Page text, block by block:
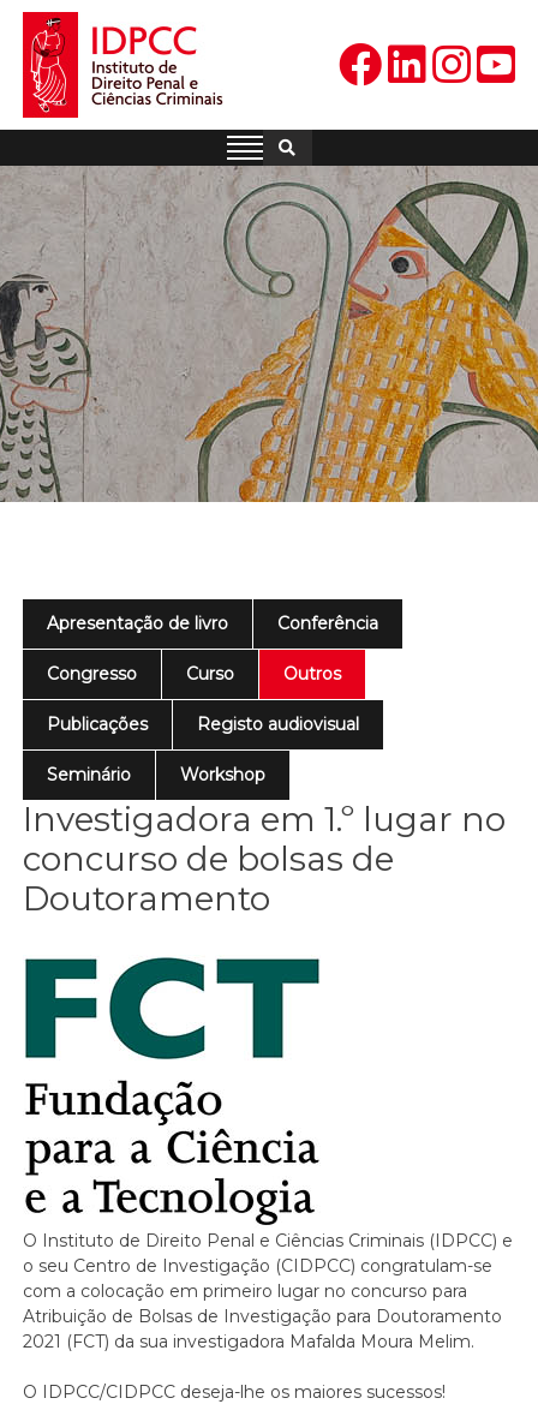
Skip
content
IDPCC
Instituto de Direito Penal e
Apresentação de livro Conferência
Congresso Curso Outros
Publicações Registo audiovisual
Seminário Workshop
Investigadora em 1.º lugar no
concurso de bolsas de
Doutoramento
O Instituto de Direito Penal e Ciências Criminais (IDPCC) e
o seu Centro de Investigação (CIDPCC) congratulam-se
com a colocação em primeiro lugar no concurso para
Atribuição de Bolsas de Investigação para Doutoramento
2021 (FCT) da sua investigadora Mafalda Moura Melim.
O IDPCC/CIDPCC deseja-lhe os maiores sucessos!